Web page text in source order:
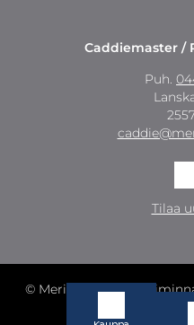
Caddiemaster /
Puh.
Tilaa
© Meri-Teijo Golf |
powered